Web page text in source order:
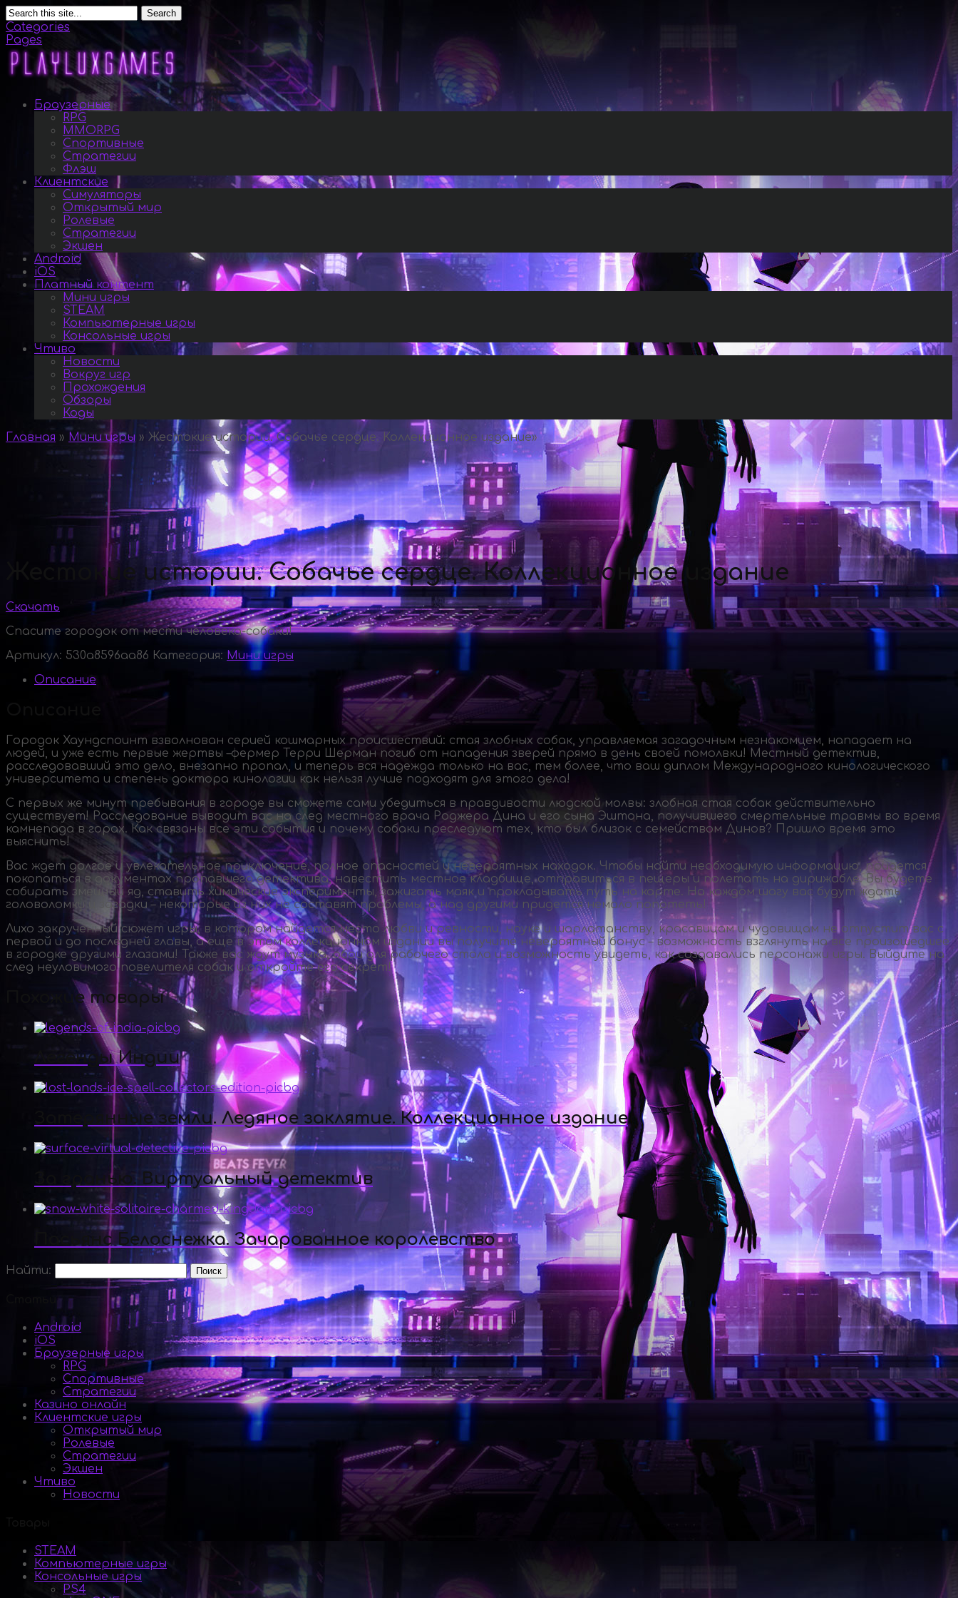
Search
Categories
Pages
Браузерные
RPG
MMORPG
Спортивные
Стратегии
Флэш
Клиентские
Симуляторы
Открытый мир
Ролевые
Стратегии
Экшен
Android
iOS
Платный контент
Мини игры
STEAM
Компьютерные игры
Консольные игры
Чтиво
Новости
Вокруг игр
Прохождения
Обзоры
Коды
Главная » Мини игры » Жестокие истории. Собачье сердце. Коллекционное издание»
Жестокие истории. Собачье сердце. Коллекционное издание
Скачать
Спасите городок от мести человека-собаки!
Артикул: 530a8596aa86 Категория: Мини игры
Описание
Городок Хаундспоинт взволнован серией кошмарных происшествий: стая злобных собак, управляемая загадочным незнакомцем, нападает на
людей, и уже есть первые жертвы –фермер Терри Шерман погиб от нападения зверей прямо в день своей помолвки! Местный детектив,
расследовавший это дело, внезапно пропал, и теперь вся надежда только на вас, тем более, что ваш диплом Международного кинологического
университета и степень доктора кинологии как нельзя лучше подходят для этого дела!
С первых же минут пребывания в городе вы сможете сами убедиться в правдивости людской молвы: злобная стая собак действительно
существует! Расследование выводит вас на след местного врача Роджера Дина и его сына Эштона, получившего смертельные травмы во время
камнепада в горах. Как связаны все эти события и почему собаки преследуют тех, кто был близок с семейством Динов? Пришло время это
выяснить!
Вас ждет долгое и увлекательное приключение, полное опасностей и невероятных находок. Чтобы найти необходимую информацию, придется
покопаться в документах пропавшего детектива, навестить местное кладбище, отправиться в пещеры и полетать на дирижабле. Вы будете
собирать змеиный яд, ставить химические эксперименты, зажигать маяк и прокладывать путь на карте. На каждом шагу вас будут ждать
головоломки и загадки – некоторые из них не составят проблемы, а над другими придется немало попотеть!
Лихо закрученный сюжет игры, в котором найдется место любви и ревности, науке и шарлатанству, красавицам и чудовищам не отпустит вас с
первой и до последней главы, а еще в этом коллекционном издании вы получите невероятный бонус – возможность взглянуть на все произошедшее
в городке другими глазами! Также вас ждут музыка, обои для рабочего стола и возможность увидеть, как создавались персонажи игры. Выйдите на
след неуловимого повелителя собак и откройте его секрет!
Похожие товары
Легенды Индии
Затерянные земли. Ледяное заклятие. Коллекционное издание
За гранью. Виртуальный детектив
Пасьянс Белоснежка. Зачарованное королевство
Найти:
Android
iOS
Браузерные игры
RPG
Спортивные
Стратегии
Казино онлайн
Клиентские игры
Открытый мир
Ролевые
Стратегии
Экшен
Чтиво
Новости
STEAM
Компьютерные игры
Консольные игры
PS4